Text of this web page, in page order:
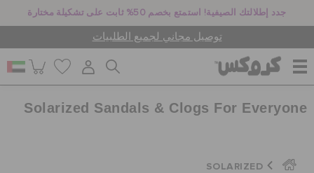
جدد إطلالتك الصيفية! استمتع بخصم 50% ثابت على تشكيلة مختارة
توصيل مجاني لجميع الطلبيات
للنساء
للرجال
Solarized Sandals & Clogs For Everyone
SOLARIZED